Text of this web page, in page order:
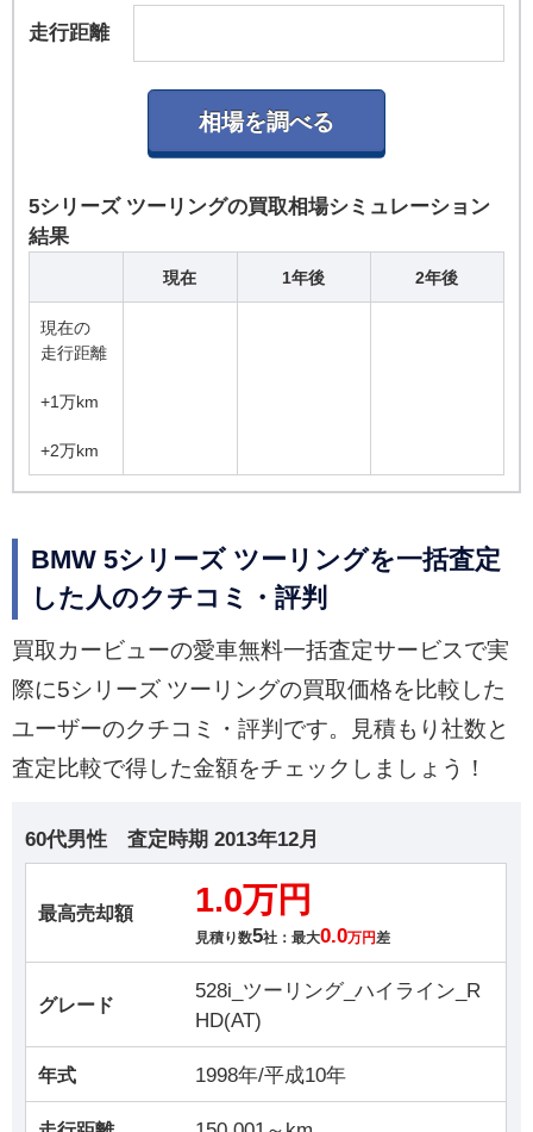
走行距離
5シリーズ ツーリングの買取相場シミュレーション
結果
現在 1年後 2年後
現在の
走行距離
+1万km
+2万km
BMW 5シリーズ ツーリングを一括査定
した人のクチコミ・評判
買取カービューの愛車無料一括査定サービスで実
際に5シリーズ ツーリングの買取価格を比較した
ユーザーのクチコミ・評判です。見積もり社数と
査定比較で得した金額をチェックしましょう！
60代男性 査定時期 2013年12月
最高売却額 1.0万円
見積り数5社：最大0.0万円差
グレード
528i_ツーリング_ハイライン_R
HD(AT)
年式 1998年/平成10年